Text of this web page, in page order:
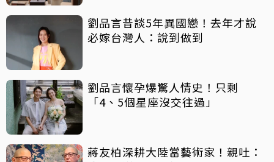
劉品言昔談5年異國戀！去年才說
必嫁台灣人：說到做到
劉品言懷孕爆驚人情史！只剩
「4、5個星座沒交往過」
蔣友柏深耕大陸當藝術家！親吐：